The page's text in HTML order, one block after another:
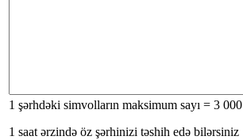
1 şərhdəki simvolların maksimum sayı = 3 000
1 saat ərzində öz şərhinizi təshih edə bilərsiniz